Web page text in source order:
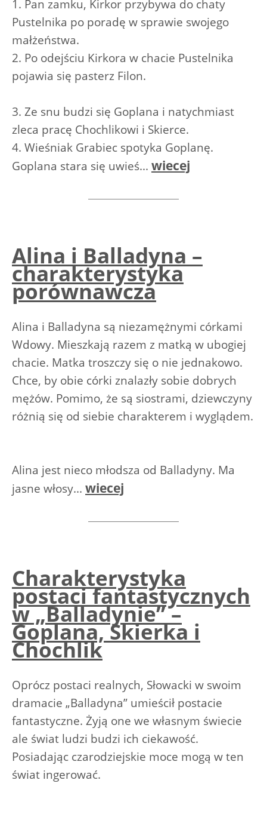
1. Pan zamku, Kirkor przybywa do chaty
Pustelnika po poradę w sprawie swojego
małżeństwa.
2. Po odejściu Kirkora w chacie Pustelnika
pojawia się pasterz Filon.
3. Ze snu budzi się Goplana i natychmiast
zleca pracę Chochlikowi i Skierce.
4. Wieśniak Grabiec spotyka Goplanę.
Goplana stara się uwieś... wiecej
Alina i Balladyna –
charakterystyka
porównawcza
Alina i Balladyna są niezamężnymi córkami
Wdowy. Mieszkają razem z matką w ubogiej
chacie. Matka troszczy się o nie jednakowo.
Chce, by obie córki znalazły sobie dobrych
mężów. Pomimo, że są siostrami, dziewczyny
różnią się od siebie charakterem i wyglądem.
Alina jest nieco młodsza od Balladyny. Ma
jasne włosy... wiecej
Charakterystyka
postaci fantastycznych
w „Balladynie” –
Goplana, Skierka i
Chochlik
Oprócz postaci realnych, Słowacki w swoim
dramacie „Balladyna” umieścił postacie
fantastyczne. Żyją one we własnym świecie
ale świat ludzi budzi ich ciekawość.
Posiadając czarodziejskie moce mogą w ten
świat ingerować.